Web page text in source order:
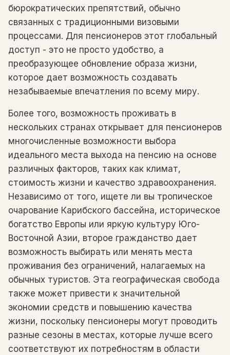
бюрократических препятствий, обычно
связанных с традиционными визовыми
процессами. Для пенсионеров этот глобальный
доступ - это не просто удобство, а
преобразующее обновление образа жизни,
которое дает возможность создавать
незабываемые впечатления по всему миру.
Более того, возможность проживать в
нескольких странах открывает для пенсионеров
многочисленные возможности выбора
идеального места выхода на пенсию на основе
различных факторов, таких как климат,
стоимость жизни и качество здравоохранения.
Независимо от того, ищете ли вы тропическое
очарование Карибского бассейна, историческое
богатство Европы или яркую культуру Юго-
Восточной Азии, второе гражданство дает
возможность выбирать или менять места
проживания без ограничений, налагаемых на
обычных туристов. Эта географическая свобода
также может привести к значительной
экономии средств и повышению качества
жизни, поскольку пенсионеры могут проводить
разные сезоны в местах, которые лучше всего
соответствуют их потребностям в области